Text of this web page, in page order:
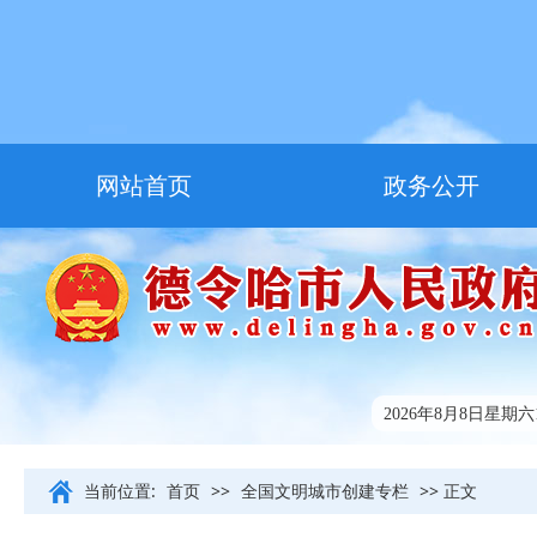
网站首页 政务公开
走进德令哈 友情链接
2026年8月8日星期六
当前位置: 首页 >> 全国文明城市创建专栏 >> 正文